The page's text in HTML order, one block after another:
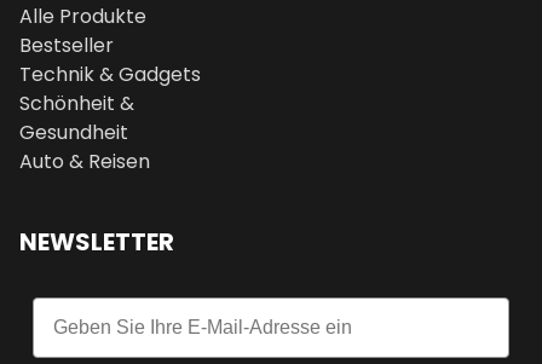
Alle Produkte
Bestseller
Technik & Gadgets
Schönheit &
Gesundheit
Auto & Reisen
NEWSLETTER
Email